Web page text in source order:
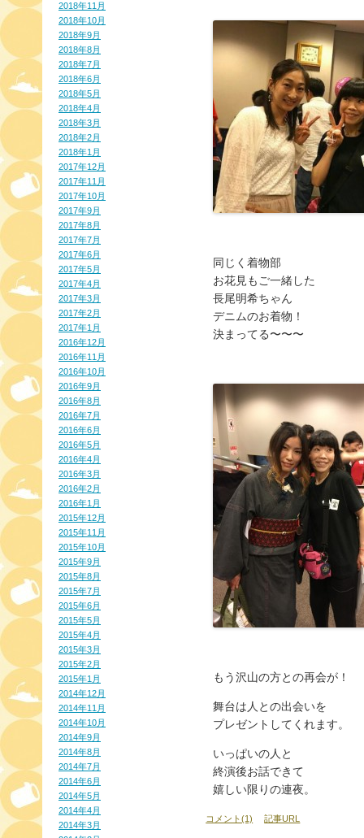
2018年11月
2018年10月
2018年9月
2018年8月
2018年7月
2018年6月
2018年5月
2018年4月
2018年3月
2018年2月
2018年1月
2017年12月
2017年11月
2017年10月
2017年9月
2017年8月
2017年7月
2017年6月
2017年5月
2017年4月
2017年3月
2017年2月
2017年1月
2016年12月
2016年11月
2016年10月
2016年9月
2016年8月
2016年7月
2016年6月
2016年5月
2016年4月
2016年3月
2016年2月
2016年1月
2015年12月
2015年11月
2015年10月
2015年9月
2015年8月
2015年7月
2015年6月
2015年5月
2015年4月
2015年3月
2015年2月
2015年1月
2014年12月
2014年11月
2014年10月
2014年9月
2014年8月
2014年7月
2014年6月
2014年5月
2014年4月
2014年3月
同じく着物部
お花見もご一緒した
長尾明希ちゃん
デニムのお着物！
決まってる〜〜〜
もう沢山の方との再会が！
舞台は人との出会いを
プレゼントしてくれます。
いっぱいの人と
終演後お話できて
嬉しい限りの連夜。
コメント(1) 記事URL